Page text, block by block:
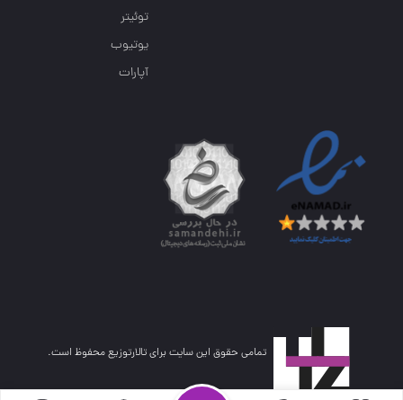
توئیتر
یوتیوب
آپارات
تمامی حقوق این سایت برای تالارتوزیع محفوظ است.